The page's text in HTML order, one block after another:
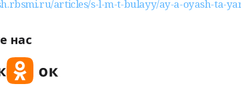
articles/s-l-m-t-bulayy/ay-a-oyash-ta-
нас